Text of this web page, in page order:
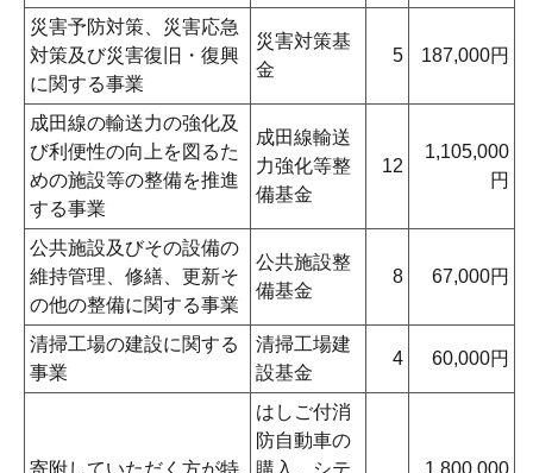
災害予防対策、災害応急
対策及び災害復旧・復興
に関する事業
災害対策基
金
5 187,000円
成田線の輸送力の強化及
び利便性の向上を図るた
めの施設等の整備を推進
する事業
成田線輸送
力強化等整
備基金
12
1,105,000
円
公共施設及びその設備の
維持管理、修繕、更新そ
の他の整備に関する事業
公共施設整
備基金
8 67,000円
清掃工場の建設に関する
事業
清掃工場建
設基金
4 60,000円
はしご付消
防自動車の